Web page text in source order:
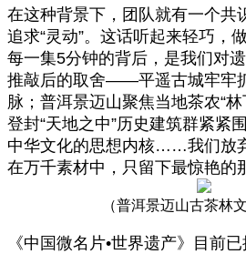
在这种背景下，团队就有一个共
追求“灵动”。这话听起来轻巧，
每一集5分钟的背后，是我们对
推敲后的取舍——平遥古城牢牢
脉；普洱景迈山聚焦当地茶农“林
登封“天地之中”历史建筑群紧紧
中华文化的思想内核……我们放
在万千素材中，只留下最惊艳的
（普洱景迈山古茶林
《中国微名片•世界遗产》目前